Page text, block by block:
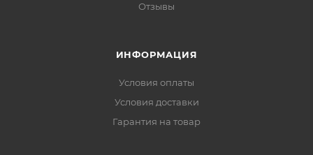
Отзывы
ИНФОРМАЦИЯ
Условия оплаты
Условия доставки
Гарантия на товар